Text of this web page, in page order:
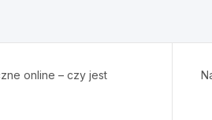
online – czy jest